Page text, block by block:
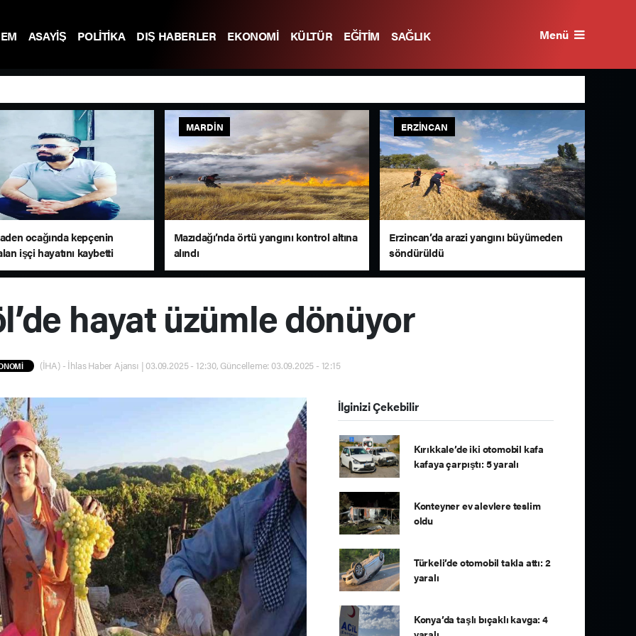
ASAYİŞ POLİTİKA DIŞ HABERLER EKONOMİ KÜLTÜR EĞİTİM SAĞLIK Menü
ocağında kepçenin
işçi hayatını kaybetti
MARDIN
Mazıdağı’nda örtü yangını kontrol altına
alındı
ERZINCAN
Erzincan’da arazi yangını büyümeden
söndürüldü
hayat üzümle dönüyor
(İHA) - İhlas Haber Ajansı | 03.09.2025 - 12:30, Güncelleme: 03.09.2025 - 12:15
İlginizi Çekebilir
Kırıkkale’de iki otomobil kafa
kafaya çarpıştı: 5 yaralı
Konteyner ev alevlere teslim
oldu
Türkeli’de otomobil takla attı: 2
yaralı
Konya’da taşlı bıçaklı kavga: 4